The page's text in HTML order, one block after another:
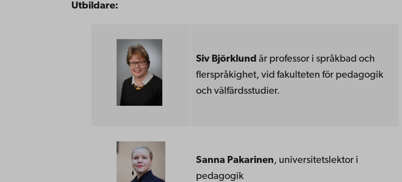
Utbildare:
Siv Björklund är professor i språkbad och
flerspråkighet, vid fakulteten för pedagogik
och välfärdsstudier.
Sanna Pakarinen, universitetslektor i
pedagogik